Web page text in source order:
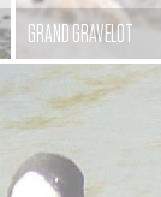
GRAND GRAVELOT